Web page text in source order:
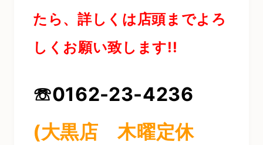
たら、詳しくは店頭までよろ
しくお願い致します!!
☏0162-23-4236
(大黒店 木曜定休